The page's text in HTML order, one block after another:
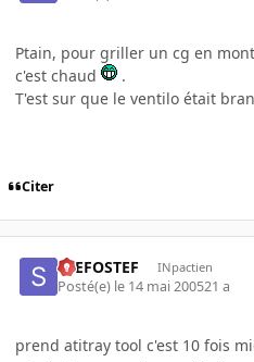
Ptain, pour griller un cg en
c'est chaud
.
T'est sur que le ventilo était
Citer
STEFOSTEF INpactien
Posté(e) le 14 mai 200521 a
prend atitray tool c'est 10 fois